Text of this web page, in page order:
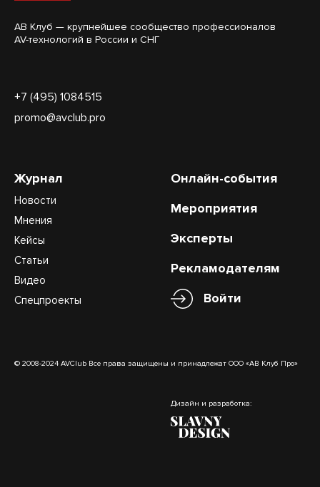
АВ Клуб — крупнейшее сообщество профессионалов
AV-технологий в России и СНГ
+7 (495) 1084515
promo@avclub.pro
Журнал
Новости
Мнения
Кейсы
Статьи
Видео
Спецпроекты
Онлайн-события
Мероприятия
Эксперты
Рекламодателям
Войти
© 2008-2024 AVClub Все права защищены и принадлежат ООО «АВ Клуб Про»
Дизайн и разработка: